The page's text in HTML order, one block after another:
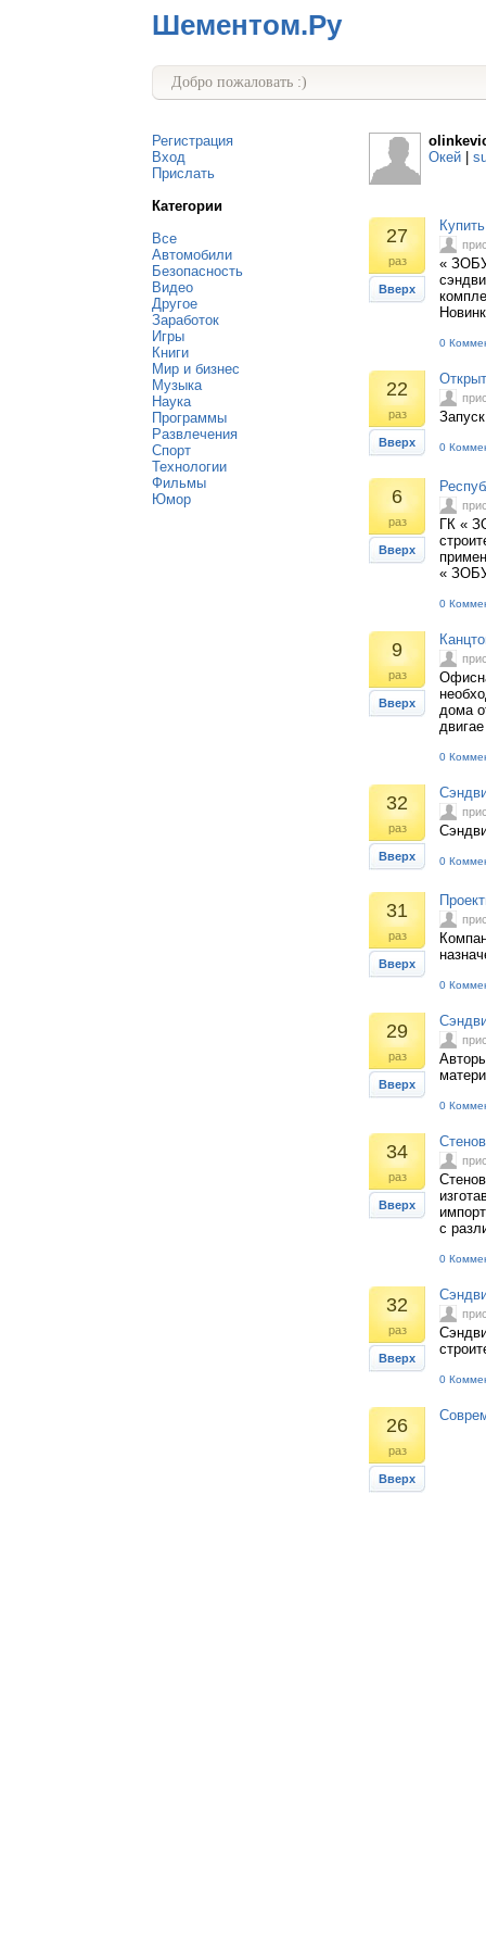
Шементом.Ру
Добро пожаловать :)
Регистрация
Вход
Прислать
Категории
Все
Автомобили
Безопасность
Видео
Другое
Заработок
Игры
Книги
Мир и бизнес
Музыка
Наука
Программы
Развлечения
Спорт
Технологии
Фильмы
Юмор
Окей
27
раз
Вверх
«
0
22
раз
Вверх 0
6
раз
Вверх
ГК «
«
0
9
раз
Вверх
дома
0
32
раз
Вверх 0
31
раз
Вверх
0
29
раз
Вверх
0
34
раз
Вверх
с
0
32
раз
Вверх
0
26
раз
Вверх